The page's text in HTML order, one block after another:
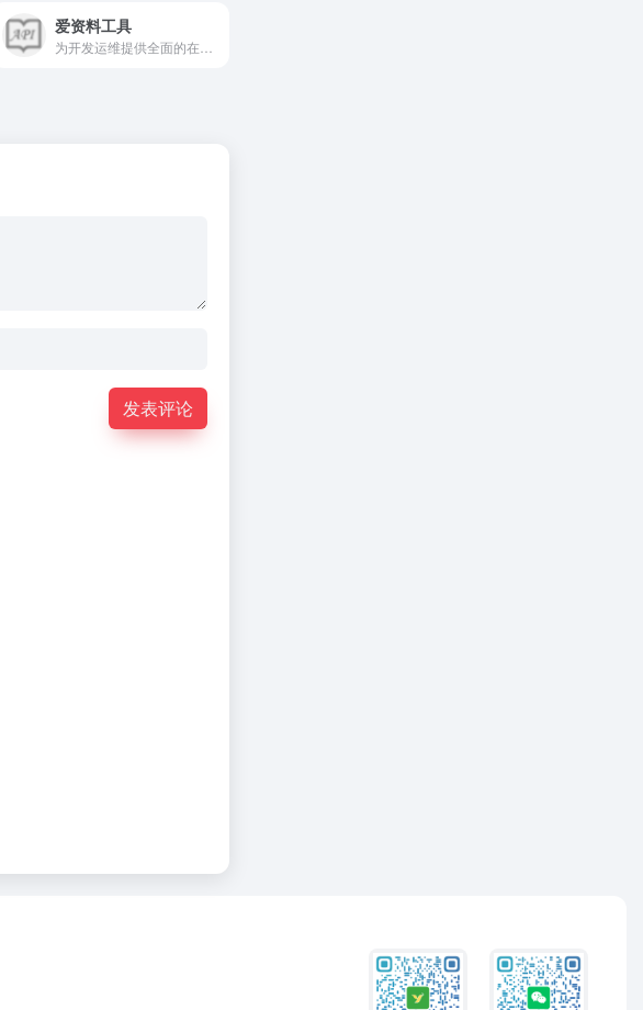
爱资料工具
发表评论